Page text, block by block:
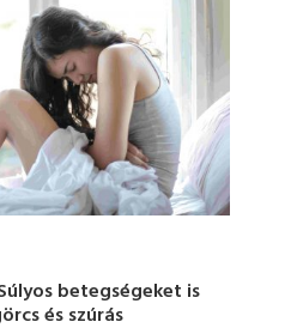
betegségeket is
és szúrás